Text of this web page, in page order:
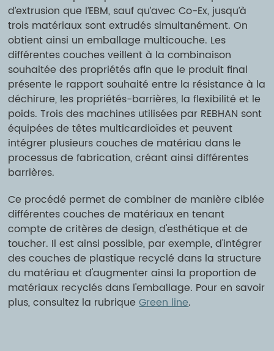
d’extrusion que l’EBM, sauf qu’avec Co-Ex, jusqu’à
trois matériaux sont extrudés simultanément. On
obtient ainsi un emballage multicouche. Les
différentes couches veillent à la combinaison
souhaitée des propriétés afin que le produit final
présente le rapport souhaité entre la résistance à la
déchirure, les propriétés-barrières, la flexibilité et le
poids. Trois des machines utilisées par REBHAN sont
équipées de têtes multicardioïdes et peuvent
intégrer plusieurs couches de matériau dans le
processus de fabrication, créant ainsi différentes
barrières.
Ce procédé permet de combiner de manière ciblée
différentes couches de matériaux en tenant
compte de critères de design, d'esthétique et de
toucher. Il est ainsi possible, par exemple, d'intégrer
des couches de plastique recyclé dans la structure
du matériau et d'augmenter ainsi la proportion de
matériaux recyclés dans l'emballage. Pour en savoir
plus, consultez la rubriqueGreen line.